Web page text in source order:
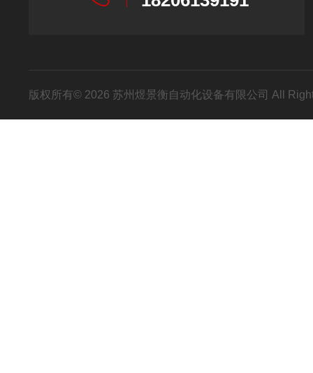
版权所有© 2026 苏州煜景衡自动化设备有限公司 All